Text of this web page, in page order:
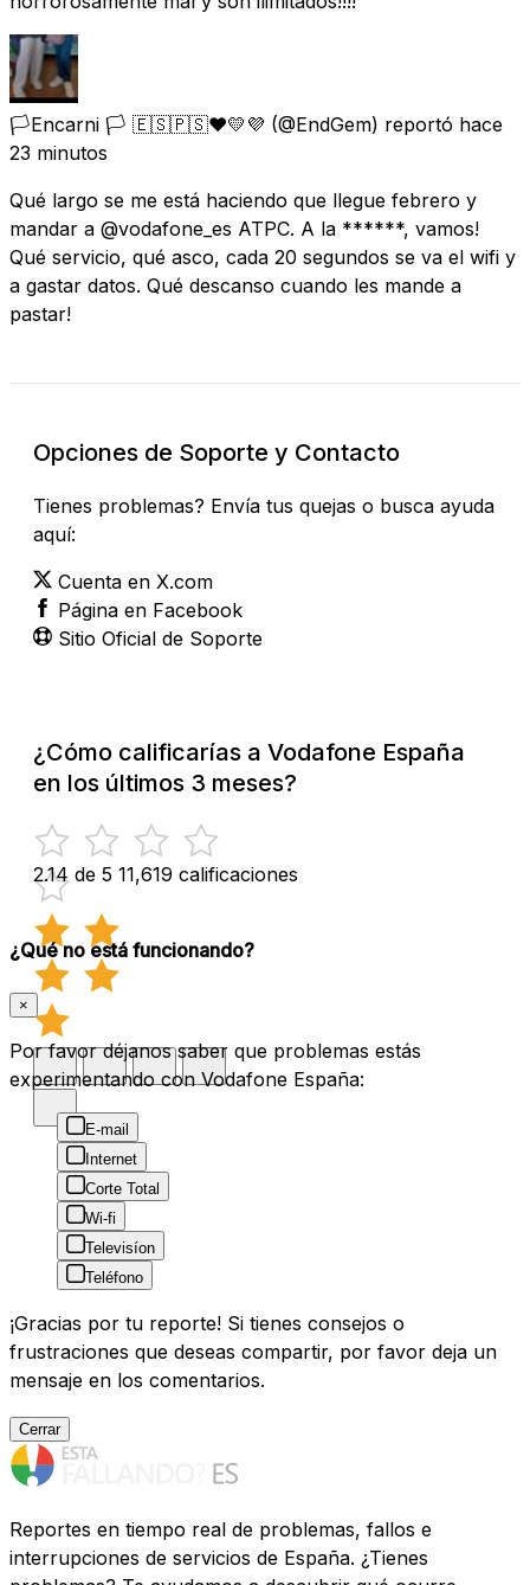
🏳️Encarni 🏳️ 🇪🇸🇵🇸❤️💛💜 (@EndGem) reportó hace
23 minutos
Qué largo se me está haciendo que llegue febrero y
mandar a @vodafone_es ATPC. A la ******, vamos!
Qué servicio, qué asco, cada 20 segundos se va el wifi y
a gastar datos. Qué descanso cuando les mande a
pastar!
Opciones de Soporte y Contacto
Tienes problemas? Envía tus quejas o busca ayuda
aquí:
Cuenta en X.com
Página en Facebook
Sitio Oficial de Soporte
¿Cómo calificarías a Vodafone España
en los últimos 3 meses?
2.14 de 5 11,619 calificaciones
¿Qué no está funcionando?
×
Por favor déjanos saber que problemas estás
experimentando con Vodafone España:
E-mail
Internet
Corte Total
Wi-fi
Televisíon
Teléfono
¡Gracias por tu reporte! Si tienes consejos o
frustraciones que deseas compartir, por favor deja un
mensaje en los comentarios.
Cerrar
Reportes en tiempo real de problemas, fallos e
interrupciones de servicios de España. ¿Tienes